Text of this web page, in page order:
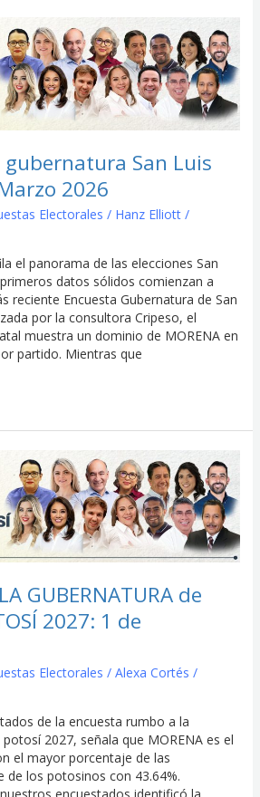
gubernatura San Luis
2026
Electorales / Hanz Elliott /
el panorama de las elecciones San
datos sólidos comienzan a
reciente Encuesta Gubernatura de San
por la consultora Cripeso, el
muestra un dominio de MORENA en
partido. Mientras que
GUBERNATURA de
2027: 1 de
Electorales / Alexa Cortés /
de la encuesta rumbo a la
2027, señala que MORENA es el
el mayor porcentaje de las
de los potosinos con 43.64%.